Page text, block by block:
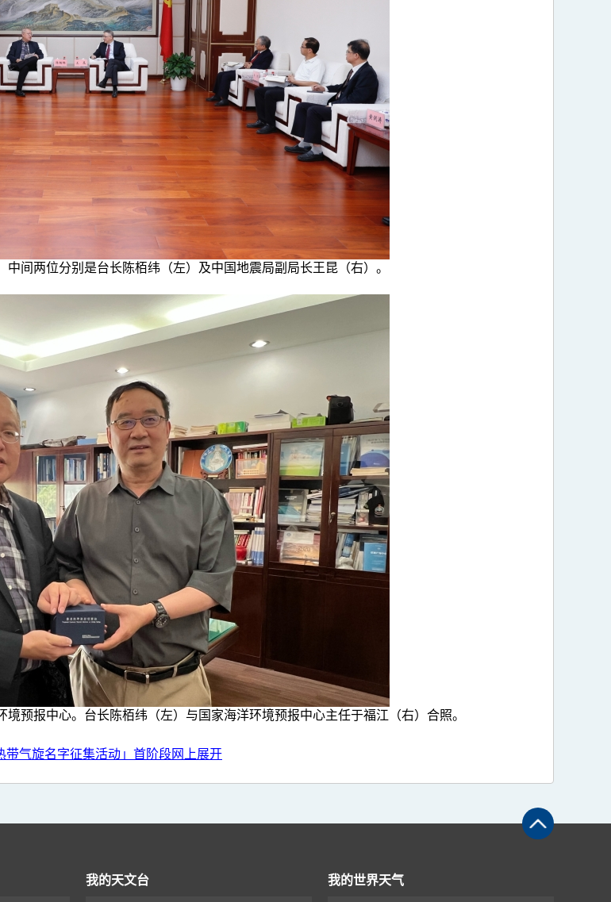
间两位分别是台长陈栢纬（左）及中国地震局副局长王昆（右）。
预报中心。台长陈栢纬（左）与国家海洋环境预报中心主任于福江（右）合照。
带气旋名字征集活动」首阶段网上展开
我的天文台 我的世界天气